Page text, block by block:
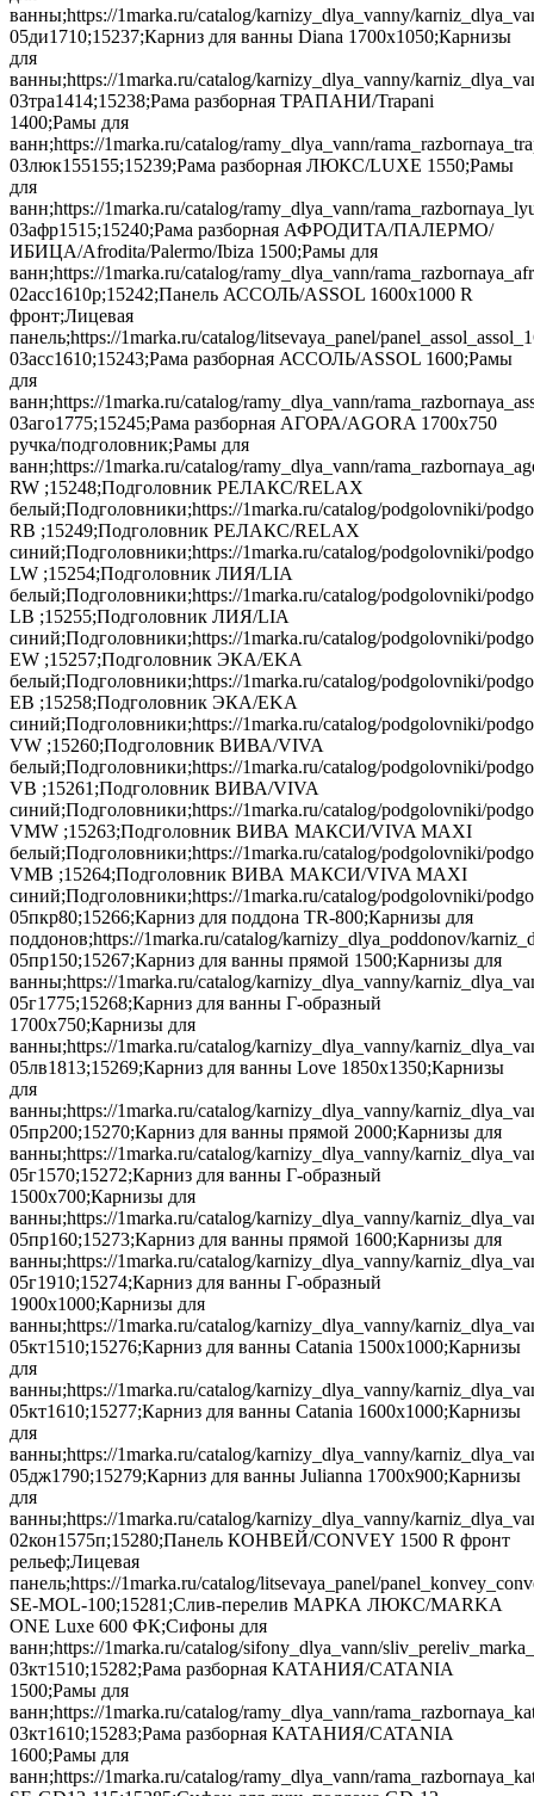
ванны;https://1marka.ru/catalog/karnizy_dlya_vanny/
05ди1710;15237;Карниз для ванны Diana 1700х1050;Карнизы
для
ванны;https://1marka.ru/catalog/karnizy_dlya_vanny/
03тра1414;15238;Рама разборная ТРАПАНИ/Trapani
1400;Рамы для
ванн;https://1marka.ru/catalog/ramy_dlya_vann/
03люк155155;15239;Рама разборная ЛЮКС/LUXE 1550;Рамы
для
ванн;https://1marka.ru/catalog/ramy_dlya_vann/
03афр1515;15240;Рама разборная АФРОДИТА/ПАЛЕРМО/
ИБИЦА/Afrodita/Palermo/Ibiza 1500;Рамы для
ванн;https://1marka.ru/catalog/ramy_dlya_vann/
02асс1610р;15242;Панель АССОЛЬ/ASSOL 1600х1000 R
фронт;Лицевая
панель;https://1marka.ru/catalog/litsevaya_panel/
03асс1610;15243;Рама разборная АССОЛЬ/ASSOL 1600;Рамы
для
ванн;https://1marka.ru/catalog/ramy_dlya_vann/
03аго1775;15245;Рама разборная АГОРА/AGORA 1700х750
ручка/подголовник;Рамы для
ванн;https://1marka.ru/catalog/ramy_dlya_vann/
RW ;15248;Подголовник РЕЛАКС/RELAX
белый;Подголовники;https://1marka.ru/catalog/podgolovniki/
RB ;15249;Подголовник РЕЛАКС/RELAX
синий;Подголовники;https://1marka.ru/catalog/podgolovniki/
LW ;15254;Подголовник ЛИЯ/LIA
белый;Подголовники;https://1marka.ru/catalog/podgolovniki/
LB ;15255;Подголовник ЛИЯ/LIA
синий;Подголовники;https://1marka.ru/catalog/podgolovniki/
EW ;15257;Подголовник ЭКА/EKA
белый;Подголовники;https://1marka.ru/catalog/podgolovniki/
EB ;15258;Подголовник ЭКА/EKA
синий;Подголовники;https://1marka.ru/catalog/podgolovniki/
VW ;15260;Подголовник ВИВА/VIVA
белый;Подголовники;https://1marka.ru/catalog/podgolovniki/
VB ;15261;Подголовник ВИВА/VIVA
синий;Подголовники;https://1marka.ru/catalog/podgolovniki/
VMW ;15263;Подголовник ВИВА МАКСИ/VIVA MAXI
белый;Подголовники;https://1marka.ru/catalog/podgolovniki/
VMB ;15264;Подголовник ВИВА МАКСИ/VIVA MAXI
синий;Подголовники;https://1marka.ru/catalog/podgolovniki/
05пкр80;15266;Карниз для поддона TR-800;Карнизы для
поддонов;https://1marka.ru/catalog/karnizy_dlya_poddonov/
05пр150;15267;Карниз для ванны прямой 1500;Карнизы для
ванны;https://1marka.ru/catalog/karnizy_dlya_vanny/
05г1775;15268;Карниз для ванны Г-образный
1700х750;Карнизы для
ванны;https://1marka.ru/catalog/karnizy_dlya_vanny/
05лв1813;15269;Карниз для ванны Love 1850x1350;Карнизы
для
ванны;https://1marka.ru/catalog/karnizy_dlya_vanny/
05пр200;15270;Карниз для ванны прямой 2000;Карнизы для
ванны;https://1marka.ru/catalog/karnizy_dlya_vanny/
05г1570;15272;Карниз для ванны Г-образный
1500х700;Карнизы для
ванны;https://1marka.ru/catalog/karnizy_dlya_vanny/
05пр160;15273;Карниз для ванны прямой 1600;Карнизы для
ванны;https://1marka.ru/catalog/karnizy_dlya_vanny/
05г1910;15274;Карниз для ванны Г-образный
1900х1000;Карнизы для
ванны;https://1marka.ru/catalog/karnizy_dlya_vanny/
05кт1510;15276;Карниз для ванны Catania 1500х1000;Карнизы
для
ванны;https://1marka.ru/catalog/karnizy_dlya_vanny/
05кт1610;15277;Карниз для ванны Catania 1600х1000;Карнизы
для
ванны;https://1marka.ru/catalog/karnizy_dlya_vanny/
05дж1790;15279;Карниз для ванны Julianna 1700х900;Карнизы
для
ванны;https://1marka.ru/catalog/karnizy_dlya_vanny/
02кон1575п;15280;Панель КОНВЕЙ/CONVEY 1500 R фронт
рельеф;Лицевая
панель;https://1marka.ru/catalog/litsevaya_panel/
SE-MOL-100;15281;Слив-перелив МАРКА ЛЮКС/MARKA
ONE Luxe 600 ФК;Сифоны для
ванн;https://1marka.ru/catalog/sifony_dlya_vann/
03кт1510;15282;Рама разборная КАТАНИЯ/CATANIA
1500;Рамы для
ванн;https://1marka.ru/catalog/ramy_dlya_vann/
03кт1610;15283;Рама разборная КАТАНИЯ/CATANIA
1600;Рамы для
ванн;https://1marka.ru/catalog/ramy_dlya_vann/